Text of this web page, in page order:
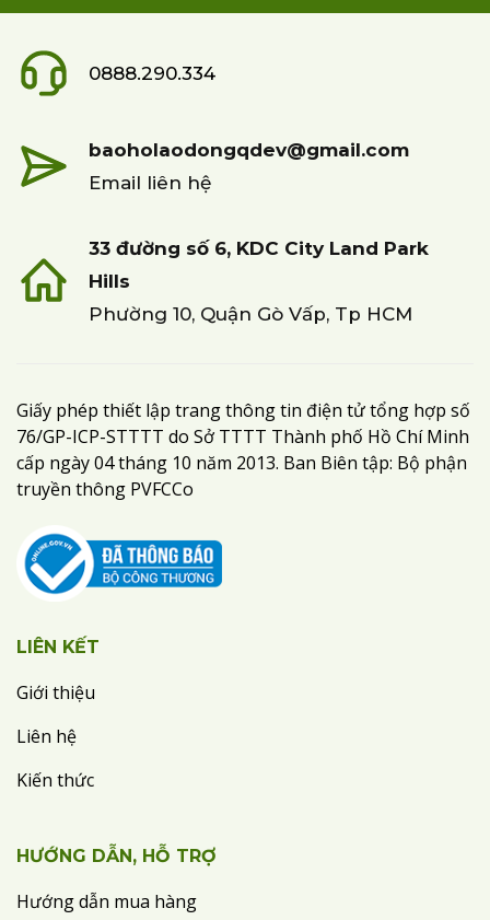
0888.290.334
baoholaodongqdev@gmail.com
Email liên hệ
33 đường số 6, KDC City Land Park
Hills
Phường 10, Quận Gò Vấp, Tp HCM
Giấy phép thiết lập trang thông tin điện tử tổng hợp số
76/GP-ICP-STTTT do Sở TTTT Thành phố Hồ Chí Minh
cấp ngày 04 tháng 10 năm 2013. Ban Biên tập: Bộ phận
truyền thông PVFCCo
LIÊN KẾT
Giới thiệu
Liên hệ
Kiến thức
HƯỚNG DẪN, HỖ TRỢ
Hướng dẫn mua hàng